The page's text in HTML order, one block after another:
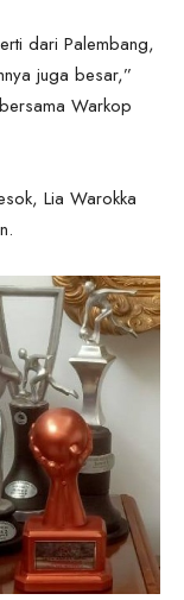
dari Palembang,
juga besar,”
Warkop
Lia Warokka